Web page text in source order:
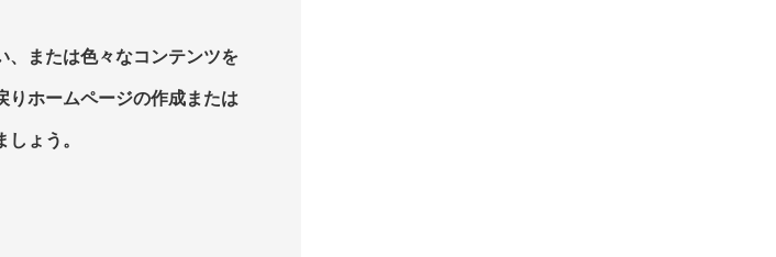
、または色々なコンテンツを
りホームページの作成または
ょう。